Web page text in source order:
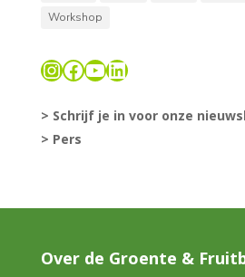
Workshop
Instagram
Facebook
YouTube
LinkedIn
> Schrijf je in voor onze
> Pers
Over de Groente &